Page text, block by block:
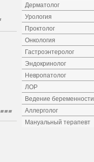
Дерматолог
Урология
Проктолог
Онкология
Гастроэнтеролог
Эндокринолог
Невропатолог
ЛОР
Ведение беременности
Аллерголог
Мануальный терапевт